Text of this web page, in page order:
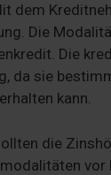
dem
Die
Die
da sie
kann.
die
vor